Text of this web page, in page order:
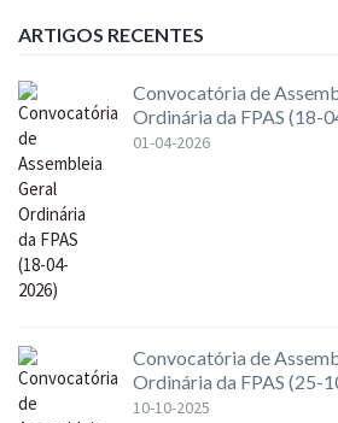
ARTIGOS RECENTES
Convocatória de
Ordinária da FPAS (18-
01-04-2026
Convocatória de
Ordinária da FPAS (25-
10-10-2025